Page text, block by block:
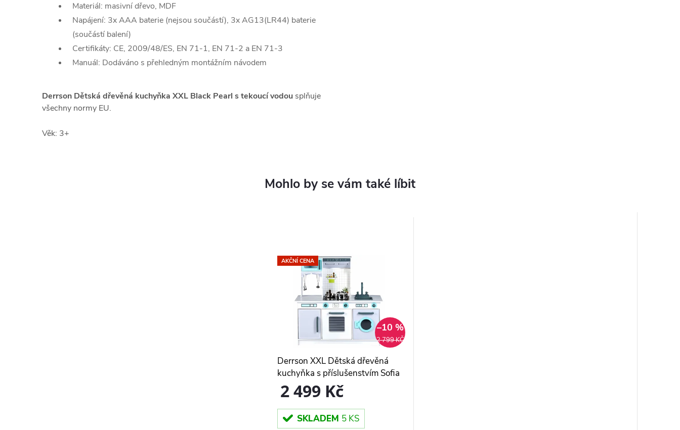
Materiál: masivní dřevo, MDF
Napájení: 3x AAA baterie (nejsou součástí), 3x AG13(LR44) baterie
(součástí balení)
Certifikáty: CE, 2009/48/ES, EN 71-1, EN 71-2 a EN 71-3
Manuál: Dodáváno s přehledným montážním návodem
Derrson Dětská dřevěná kuchyňka XXL Black Pearl s tekoucí vodou splňuje
všechny normy EU.
Věk: 3+
AKČNÍ CENA
2 799 KČ
–10 %
Derrson XXL Dětská dřevěná
kuchyňka s příslušenstvím Sofia
W5225
2 499 Kč
SKLADEM 5 KS